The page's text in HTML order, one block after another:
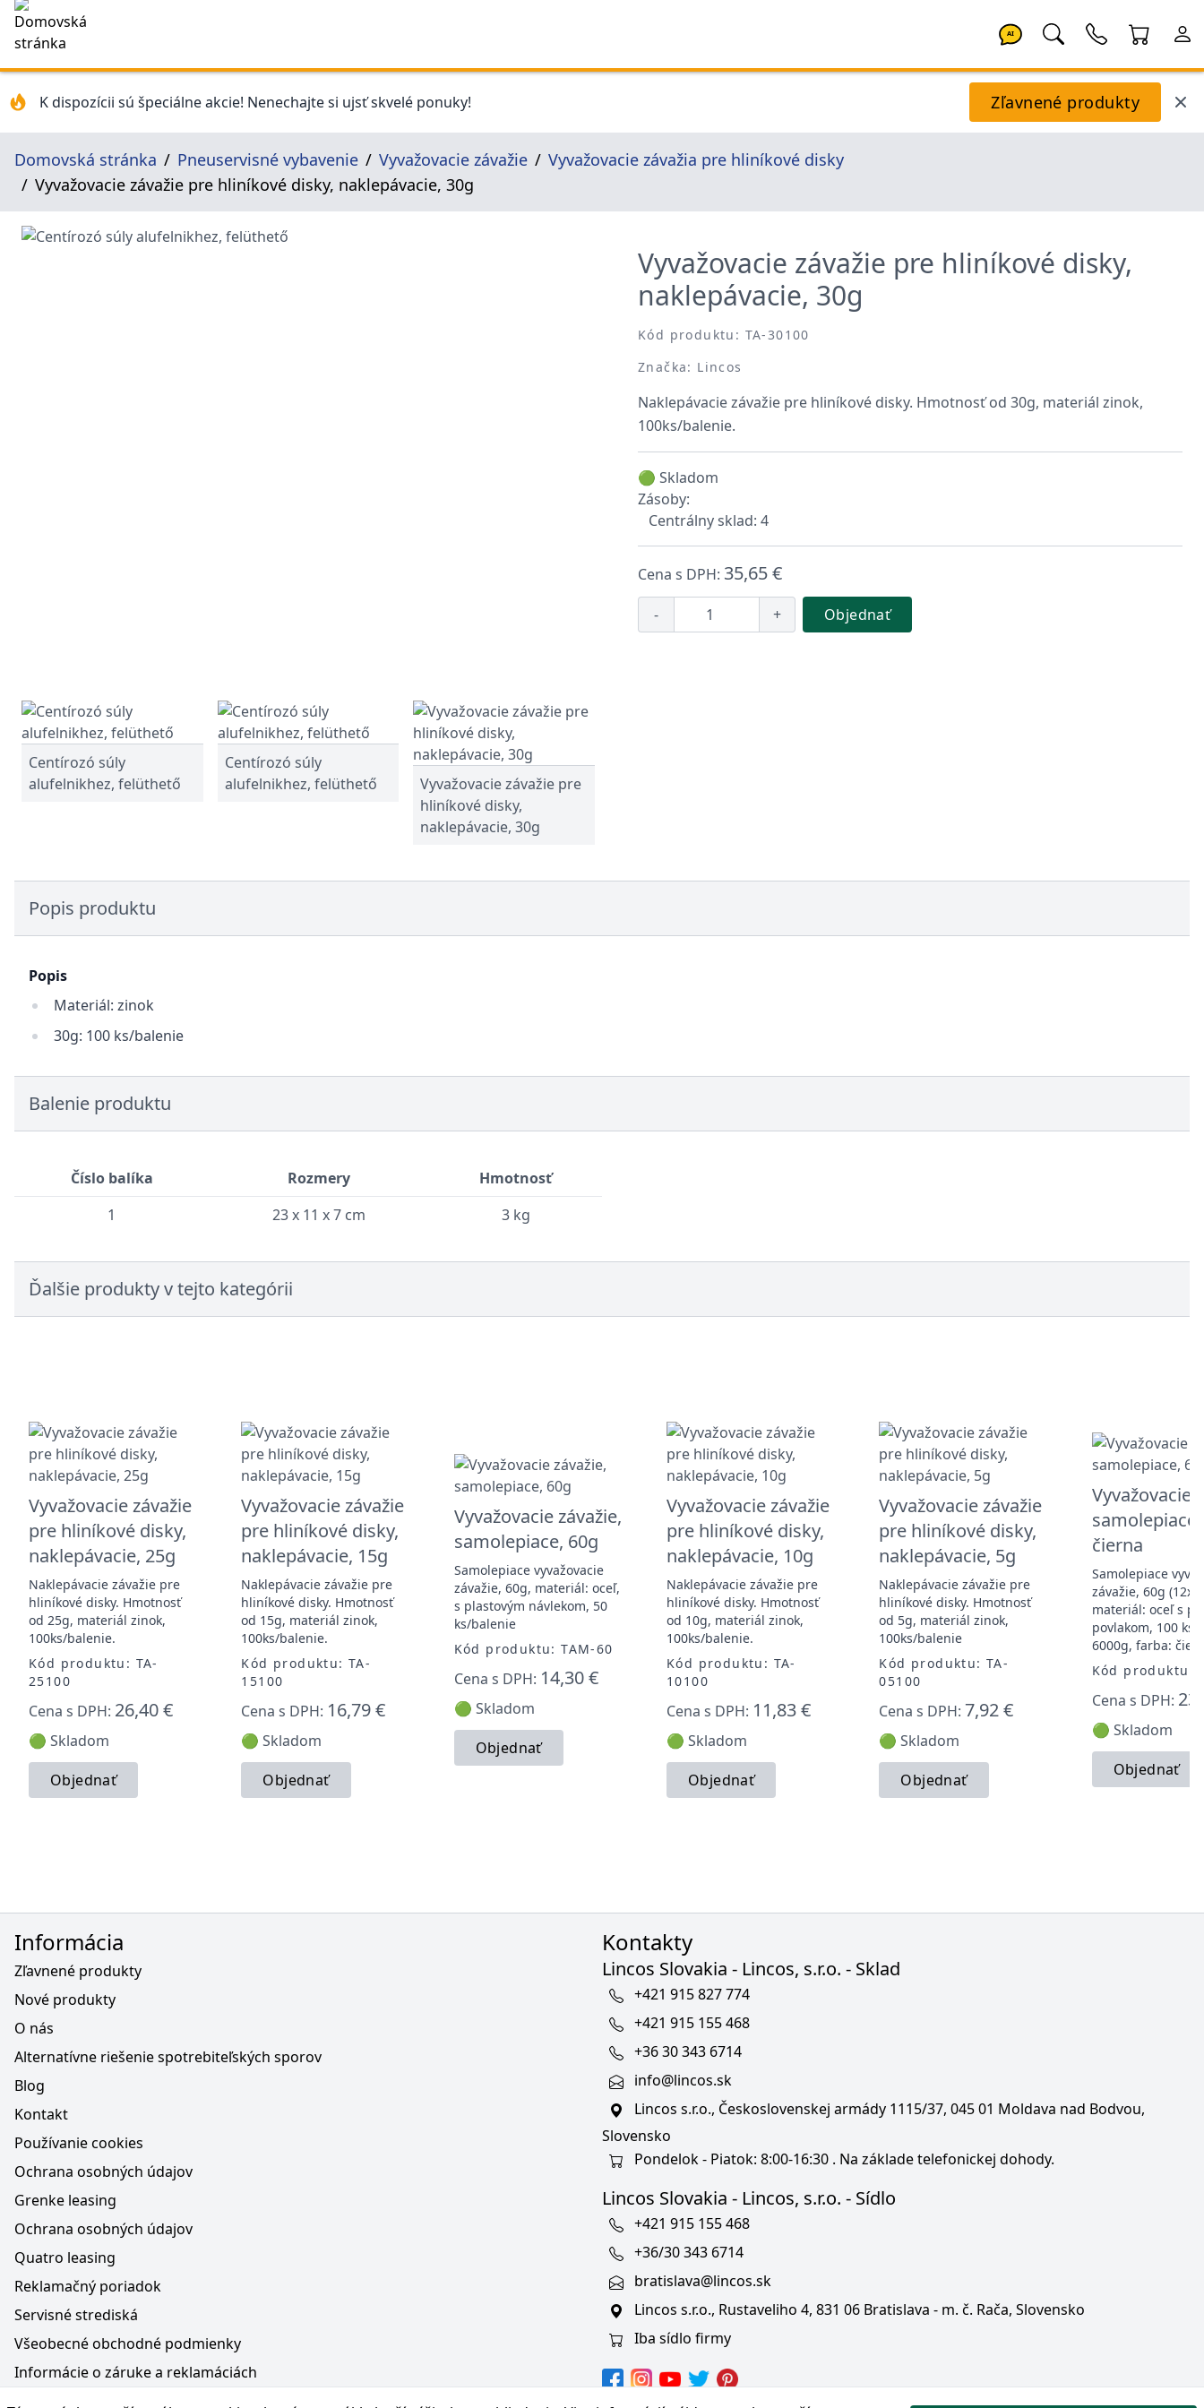
AI
K dispozícii sú špeciálne akcie! Nenechajte si ujsť skvelé ponuky! Zľavnené produkty
Domovská stránka Pneuservisné vybavenie Vyvažovacie závažie
Vyvažovacie závažia pre hliníkové disky
Vyvažovacie závažie pre hliníkové disky, naklepávacie, 30g
Vyvažovacie závažie pre hliníkové disky,
naklepávacie, 30g
Kód produktu: TA-30100
Značka: Lincos
Naklepávacie závažie pre hliníkové disky. Hmotnosť od 30g, materiál zinok,
100ks/balenie.
🟢 Skladom
Zásoby:
Centrálny sklad: 4
Cena s DPH: 35,65 €
- + Objednať
Centírozó súly
alufelnikhez, felüthető
Centírozó súly
alufelnikhez, felüthető
Vyvažovacie závažie pre
hliníkové disky,
naklepávacie, 30g
Popis produktu
Popis
Materiál: zinok
30g: 100 ks/balenie
Balenie produktu
Číslo balíka Rozmery
Hmotnosť
1
23 x 11 x 7 cm 3 kg
Ďalšie produkty v tejto kategórii
Vyvažovacie závažie
pre hliníkové disky,
naklepávacie, 25g
Naklepávacie závažie pre
hliníkové disky. Hmotnosť
od 25g, materiál zinok,
100ks/balenie.
Kód produktu: TA-
25100
Cena s DPH: 26,40 €
🟢 Skladom
Objednať
Vyvažovacie závažie
pre hliníkové disky,
naklepávacie, 15g
Naklepávacie závažie pre
hliníkové disky. Hmotnosť
od 15g, materiál zinok,
100ks/balenie.
Kód produktu: TA-
15100
Cena s DPH: 16,79 €
🟢 Skladom
Objednať
Vyvažovacie závažie,
samolepiace, 60g
Samolepiace vyvažovacie
závažie, 60g, materiál: oceľ,
s plastovým návlekom, 50
ks/balenie
Kód produktu: TAM-60
Cena s DPH: 14,30 €
🟢 Skladom
Objednať
Vyvažovacie závažie
pre hliníkové disky,
naklepávacie, 10g
Naklepávacie závažie pre
hliníkové disky. Hmotnosť
od 10g, materiál zinok,
100ks/balenie.
Kód produktu: TA-
10100
Cena s DPH: 11,83 €
🟢 Skladom
Objednať
Vyvažovacie závažie
pre hliníkové disky,
naklepávacie, 5g
Naklepávacie závažie pre
hliníkové disky. Hmotnosť
od 5g, materiál zinok,
100ks/balenie
Kód produktu: TA-
05100
Cena s DPH: 7,92 €
🟢 Skladom
Objednať
Vyvažovacie
čierna
Samolepiace
závažie, 60g
materiál: oceľ s
povlakom, 100 ks/
6000g, farba:
Kód produktu:
Cena s DPH:
🟢 Skladom
Objednať
Informácia
Zľavnené produkty
Nové produkty
O nás
Alternatívne riešenie spotrebiteľských sporov
Blog
Kontakt
Používanie cookies
Ochrana osobných údajov
Grenke leasing
Ochrana osobných údajov
Quatro leasing
Reklamačný poriadok
Servisné strediská
Všeobecné obchodné podmienky
Informácie o záruke a reklamáciách
Kontakty
Lincos Slovakia - Lincos, s.r.o. - Sklad
+421 915 827 774
+421 915 155 468
+36 30 343 6714
info@lincos.sk
Lincos s.r.o., Československej armády 1115/37, 045 01 Moldava nad Bodvou,
Slovensko
Pondelok - Piatok: 8:00-16:30 . Na základe telefonickej dohody.
Lincos Slovakia - Lincos, s.r.o. - Sídlo
+421 915 155 468
+36/30 343 6714
bratislava@lincos.sk
Lincos s.r.o., Rustaveliho 4, 831 06 Bratislava - m. č. Rača, Slovensko
Iba sídlo firmy